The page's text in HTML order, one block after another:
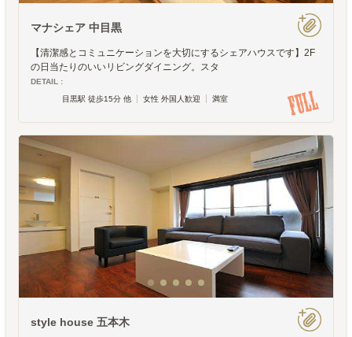
マナシェア 中目黒
【清潔感とコミュニケーションを大切にするシェアハウスです】2F
の日当たりのいいリビングダイニング。スタ
DETAIL :
目黒駅 徒歩15分 他
女性 外国人歓迎 満室
style house 五本木